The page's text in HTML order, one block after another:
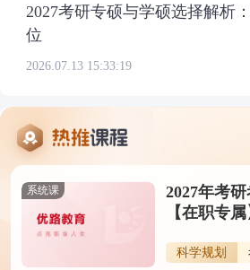
2027考研专硕与学硕选择解析
位
2026.07.13 15:33:19
系统课
2027年考
【在职专属
科学规划